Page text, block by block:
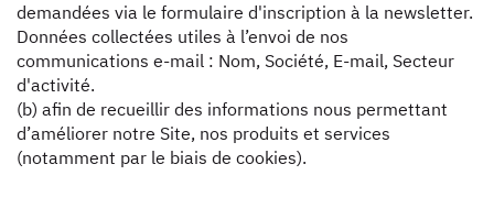
demandées via le formulaire d'inscription à la newsletter.
Données collectées utiles à l’envoi de nos
communications e-mail : Nom, Société, E-mail, Secteur
d'activité.
(b) afin de recueillir des informations nous permettant
d’améliorer notre Site, nos produits et services
(notamment par le biais de cookies).